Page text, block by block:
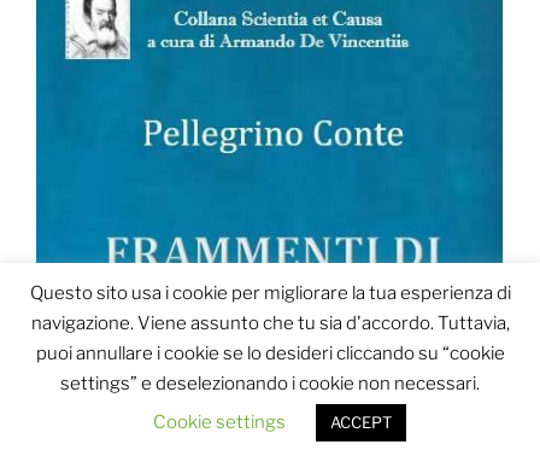
Questo sito usa i cookie per migliorare la tua esperienza di
navigazione. Viene assunto che tu sia d'accordo. Tuttavia,
puoi annullare i cookie se lo desideri cliccando su “cookie
settings” e deselezionando i cookie non necessari.
Cookie settings
ACCEPT